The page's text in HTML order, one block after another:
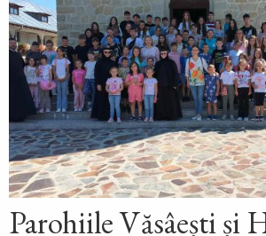
Parohiile Văsâești și